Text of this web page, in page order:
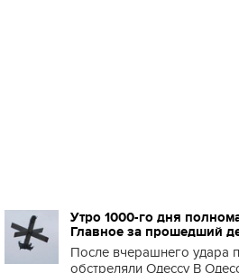
Утро 1000-го дня
Главное за прошедший
После вчерашнего удара
обстреляли Одессу В